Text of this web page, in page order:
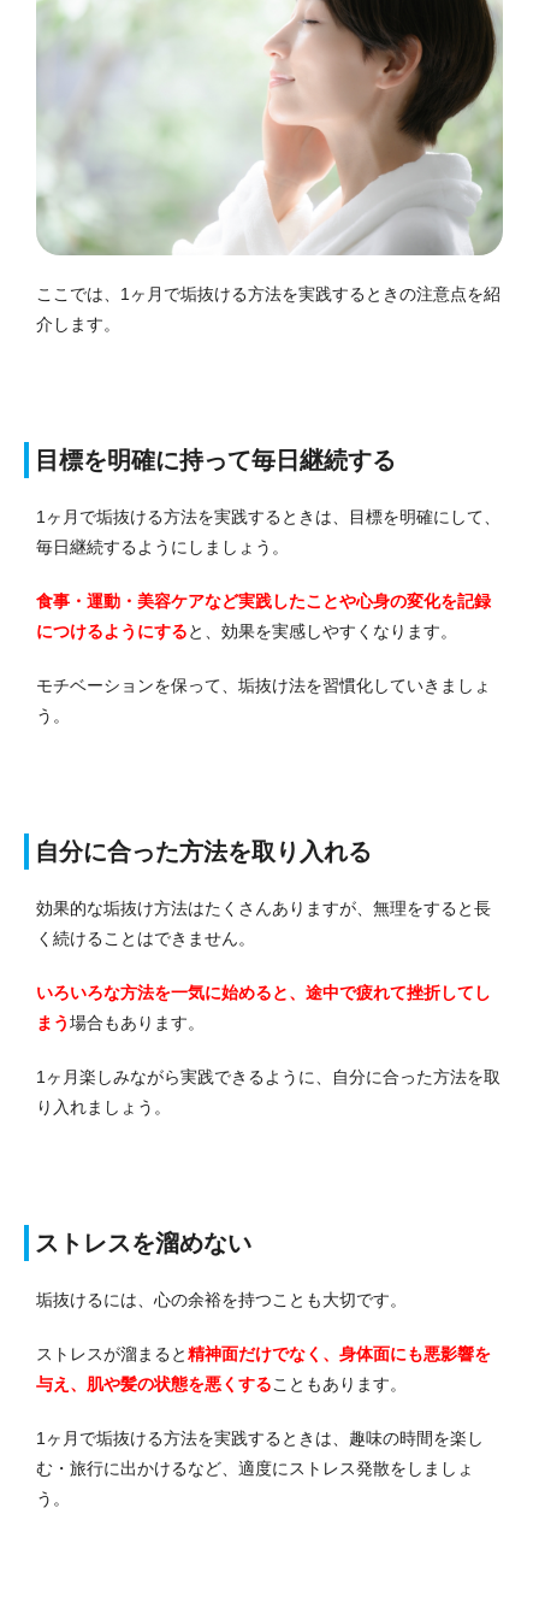
ここでは、1ヶ月で垢抜ける方法を実践するときの注意点を紹
介します。
目標を明確に持って毎日継続する
1ヶ月で垢抜ける方法を実践するときは、目標を明確にして、
毎日継続するようにしましょう。
食事・運動・美容ケアなど実践したことや心身の変化を記録
につけるようにすると、効果を実感しやすくなります。
モチベーションを保って、垢抜け法を習慣化していきましょ
う。
自分に合った方法を取り入れる
効果的な垢抜け方法はたくさんありますが、無理をすると長
く続けることはできません。
いろいろな方法を一気に始めると、途中で疲れて挫折してし
まう場合もあります。
1ヶ月楽しみながら実践できるように、自分に合った方法を取
り入れましょう。
ストレスを溜めない
垢抜けるには、心の余裕を持つことも大切です。
ストレスが溜まると精神面だけでなく、身体面にも悪影響を
与え、肌や髪の状態を悪くすることもあります。
1ヶ月で垢抜ける方法を実践するときは、趣味の時間を楽し
む・旅行に出かけるなど、適度にストレス発散をしましょ
う。